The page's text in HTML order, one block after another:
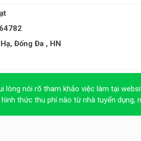
Đống Đa , HN
lòng nói rõ tham khảo việc làm tại
thức thu phí nào từ nhà tuyển